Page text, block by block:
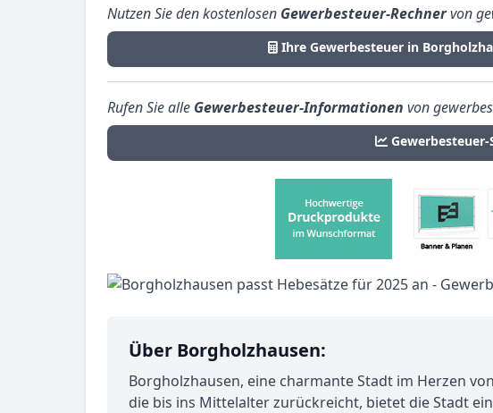
Nutzen Sie den kostenlosen Gewerbesteuer-Rechnervon
Ihre Gewerbesteuer in
Rufen Sie alle Gewerbesteuer-Informationen von
Über Borgholzhausen:
Borgholzhausen, eine charmante Stadt im Herzen
die bis ins Mittelalter zurückreicht, bietet die Stadt